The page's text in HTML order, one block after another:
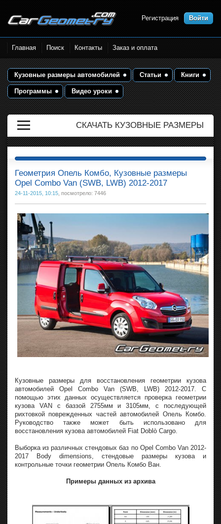
Размеры кузова автомобилей.
Контрольные точки и кузовные
размеры. Геометрия кузова
Регистрация Войти
Главная Поиск Контакты Заказ и оплата
Кузовные размеры автомобилей Статьи Книги
Программы Видео уроки
СКАЧАТЬ КУЗОВНЫЕ РАЗМЕРЫ
Геометрия Опель Комбо, Кузовные размеры
Opel Combo Van (SWB, LWB) 2012-2017
24-11-2015, 10:15 , посмотрело: 7446
Кузовные размеры для восстановления геометрии кузова
автомобилей Opel Combo Van (SWB, LWB) 2012-2017. С
помощью этих данных осуществляется проверка геометрии
кузова VAN с баззой 2755мм и 3105мм, с последующей
рихтовкой поврежденных частей автомобилей Опель Комбо.
Руководство также может быть использовано для
восстановления кузова автомобилей Fiat Doblò Cargo.
Выборка из различных стендовых баз по Opel Combo Van 2012-
2017 Body dimensions, стендовые размеры кузова и
контрольные точки геометрии Опель Комбо Ван.
Примеры данных из архива